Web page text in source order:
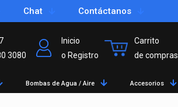
Chat Contáctanos
3080
Inicio
o Registro
Carrito
de compras
Bombas de Agua / Aire Accesorios